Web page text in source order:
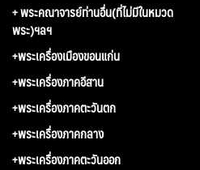
+ พระคณาจารย์ท่านอื่น(ที่ไม่มีในหมวด
พระ)ฯลฯ
+พระเครื่องเมืองขอนแก่น
+พระเครื่องภาคอีสาน
+พระเครื่องภาคตะวันตก
+พระเครื่องภาคกลาง
+พระเครื่องภาคตะวันออก